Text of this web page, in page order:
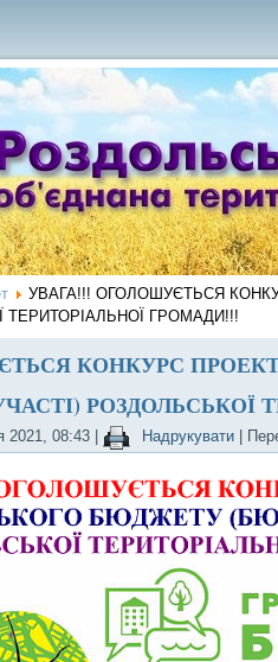
УВАГА!!! ОГОЛОШУЄТЬСЯ
ГРОМАДИ!!!
КОНКУРС
РОЗДОЛЬСЬКОЇ
2021, 08:43 Надрукувати |